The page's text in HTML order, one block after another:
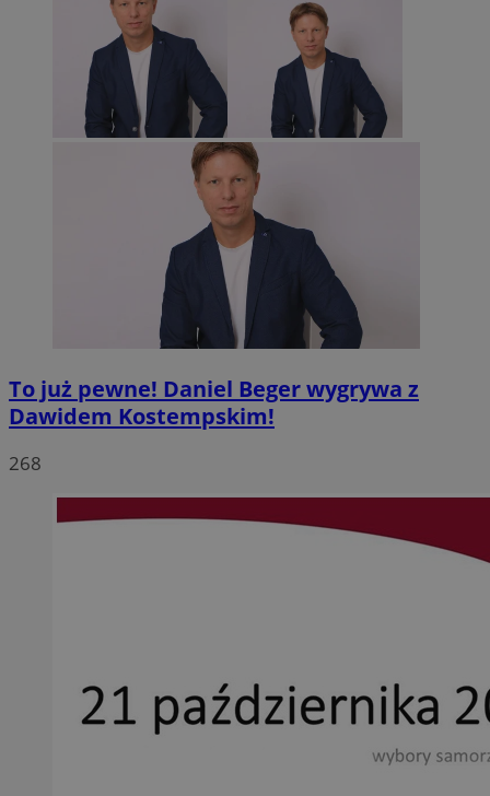
To już pewne! Daniel Beger wygrywa z
Dawidem Kostempskim!
268